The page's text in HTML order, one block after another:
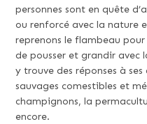
personnes sont en quête
ou renforcé avec la nature
reprenons le flambeau
de pousser et grandir avec
y trouve des réponses à
sauvages comestibles et
champignons, la
encore.